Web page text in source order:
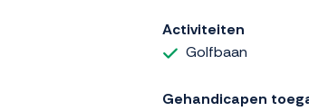
Activiteiten
Golfbaan
Gehandicapen